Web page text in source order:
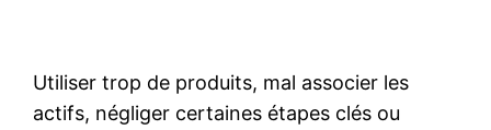
Utiliser trop de produits, mal associer les
actifs, négliger certaines étapes clés ou